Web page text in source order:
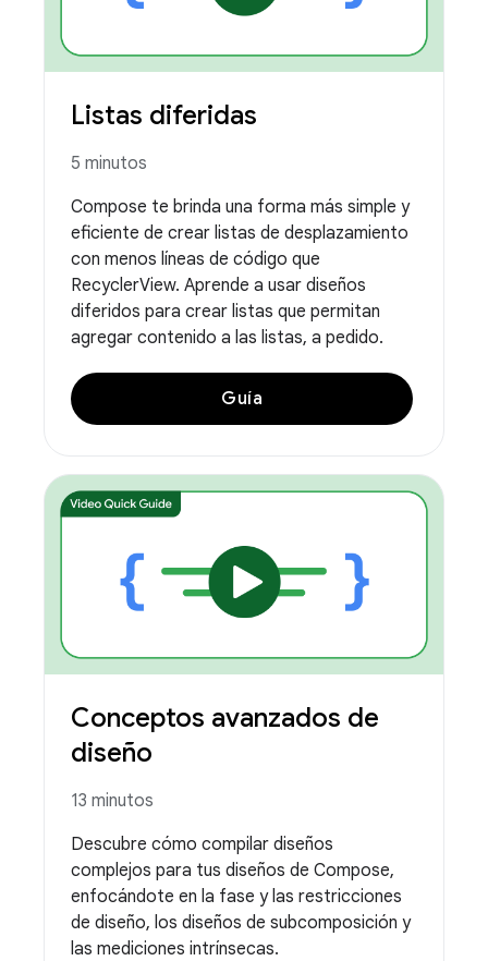
Listas diferidas
5 minutos
Compose te brinda una forma más simple y
eficiente de crear listas de desplazamiento
con menos líneas de código que
RecyclerView. Aprende a usar diseños
diferidos para crear listas que permitan
agregar contenido a las listas, a pedido.
Guía
Conceptos avanzados de
diseño
13 minutos
Descubre cómo compilar diseños
complejos para tus diseños de Compose,
enfocándote en la fase y las restricciones
de diseño, los diseños de subcomposición y
las mediciones intrínsecas.